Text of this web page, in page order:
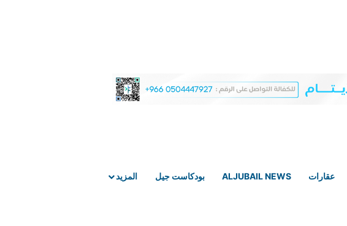
عقارات ALJUBAIL NEWS بودكاست جيل المزيد